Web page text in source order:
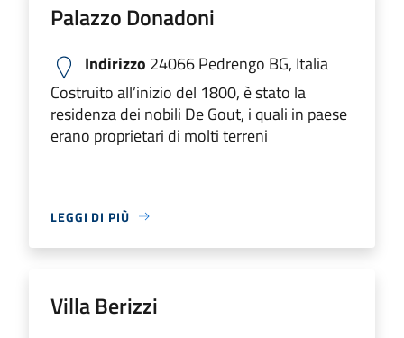
Palazzo Donadoni
Indirizzo 24066 Pedrengo BG, Italia
Costruito all’inizio del 1800, è stato la
residenza dei nobili De Gout, i quali in paese
erano proprietari di molti terreni
LEGGI DI PIÙ
Villa Berizzi